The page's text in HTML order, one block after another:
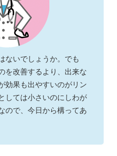
ないでしょうか。でも
を改善するより、出来な
効果も出やすいのがリン
しては小さいのにしわが
ので、今日から構ってあ